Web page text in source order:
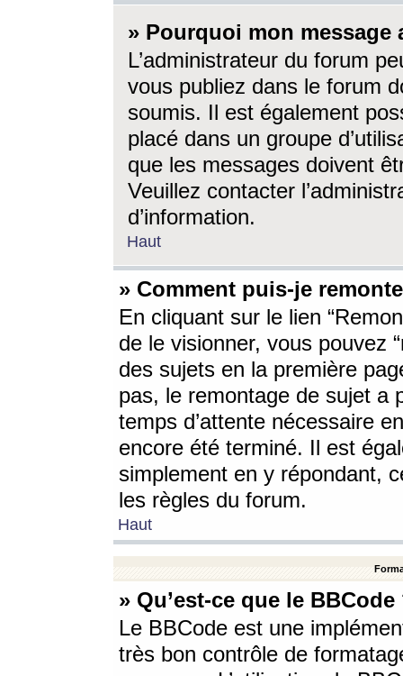
» Pourquoi mon message
L’administrateur du forum
vous publiez dans le forum
soumis. Il est également
placé dans un groupe
que les messages doivent
Veuillez contacter
d’information.
Haut
» Comment puis-je
En cliquant sur le lien
de le visionner, vous pouvez
des sujets en la première
pas, le remontage de sujet a
temps d’attente nécessaire
encore été terminé. Il est
simplement en y répondant,
les règles du forum.
Haut
» Qu’est-ce que le BBCode
Le BBCode est une
très bon contrôle de